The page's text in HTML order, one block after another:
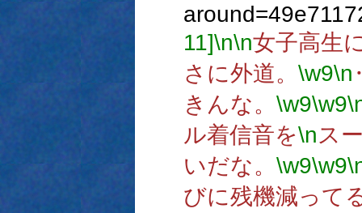
11]\n\n女子高生
さに外道。 \w9\n
きんな。 \w9\w9
ル着信音を\nス
いだな。 \w9\w9
びに残機減って